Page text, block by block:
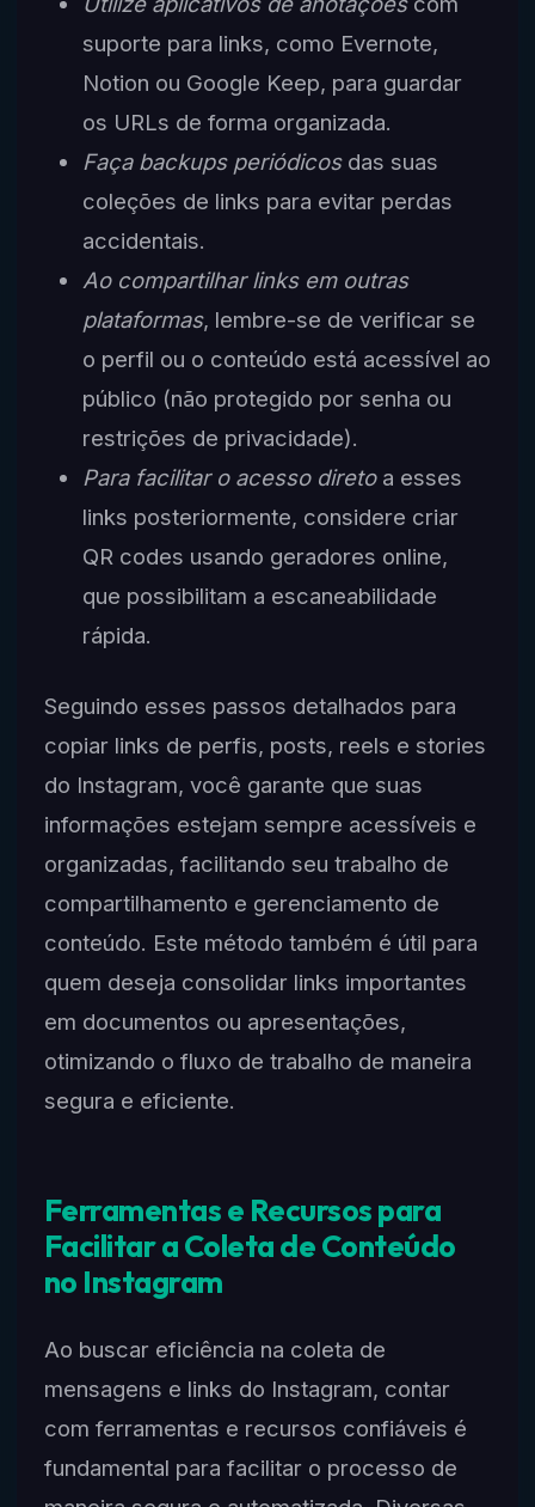
suporte para links, como Evernote,
Notion ou Google Keep, para guardar
os URLs de forma organizada.
Faça backups periódicosdas suas
coleções de links para evitar perdas
accidentais.
Ao compartilhar links em outras
plataformas, lembre-se de verificar se
o perfil ou o conteúdo está acessível ao
público (não protegido por senha ou
restrições de privacidade).
Para facilitar o acesso diretoa esses
links posteriormente, considere criar
QR codes usando geradores online,
que possibilitam a escaneabilidade
rápida.
Seguindo esses passos detalhados para
copiar links de perfis, posts, reels e stories
do Instagram, você garante que suas
informações estejam sempre acessíveis e
organizadas, facilitando seu trabalho de
compartilhamento e gerenciamento de
conteúdo. Este método também é útil para
quem deseja consolidar links importantes
em documentos ou apresentações,
otimizando o fluxo de trabalho de maneira
segura e eficiente.
Ferramentas e Recursos para
Facilitar a Coleta de Conteúdo
no Instagram
Ao buscar eficiência na coleta de
mensagens e links do Instagram, contar
com ferramentas e recursos confiáveis é
fundamental para facilitar o processo de